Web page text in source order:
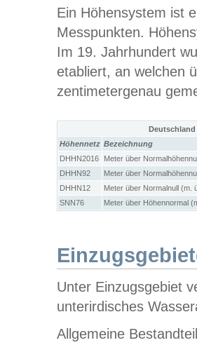
Ein Höhensystem ist
Messpunkten.
Im 19. Jahrhundert
etabliert, an welchen
zentimetergenau
Höhennetz Bezeichnung
DHHN2016
Meter über
DHHN92
Meter über
DHHN12
Meter über Normalnull (m.
SNN76
Meter über Höhennormal
Unter Einzugsgebiet
unterirdisches
Allgemeine